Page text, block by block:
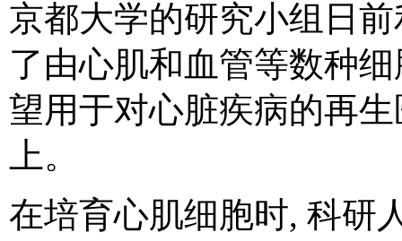
京都大学的研究小组日
了由心肌和血管等数种
望用于对心脏疾病的再
上。
在培育心肌细胞时, 科研